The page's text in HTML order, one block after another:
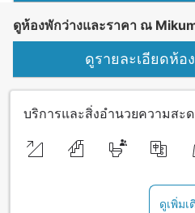
ดูห้องพักว่างและราคา ณ
ดูรายละเอียดห้อ
บริการและสิ่งอำนวยความสะ
ดูเพิ่มเ